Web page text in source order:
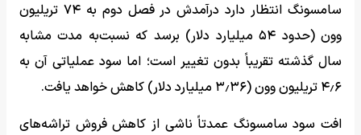
سامسونگ انتظار دارد درآمدش در فصل دوم به ۷۴ تریلیون
وون (حدود ۵۴ میلیارد دلار) برسد که نسبت‌به مدت مشابه
سال گذشته تقریباً بدون تغییر است؛ اما سود عملیاتی آن به
۴٫۶ تریلیون وون (۳٫۳۶ میلیارد دلار) کاهش خواهد یافت.
افت سود سامسونگ عمدتاً ناشی از کاهش فروش تراشه‌های